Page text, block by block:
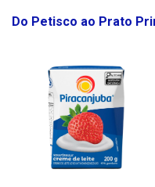
Do Petisco ao Prato